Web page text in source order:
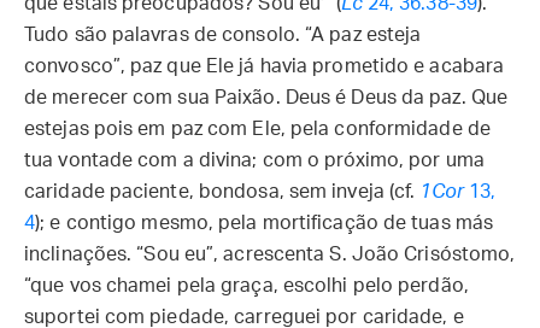
Tudo são palavras de consolo. “A paz esteja
convosco”, paz que Ele já havia prometido e acabara
de merecer com sua Paixão. Deus é Deus da paz. Que
estejas pois em paz com Ele, pela conformidade de
tua vontade com a divina; com o próximo, por uma
caridade paciente, bondosa, sem inveja (cf. 1Cor13,
4); e contigo mesmo, pela mortificação de tuas más
inclinações. “Sou eu”, acrescenta S. João Crisóstomo,
“que vos chamei pela graça, escolhi pelo perdão,
suportei com piedade, carreguei por caridade, e